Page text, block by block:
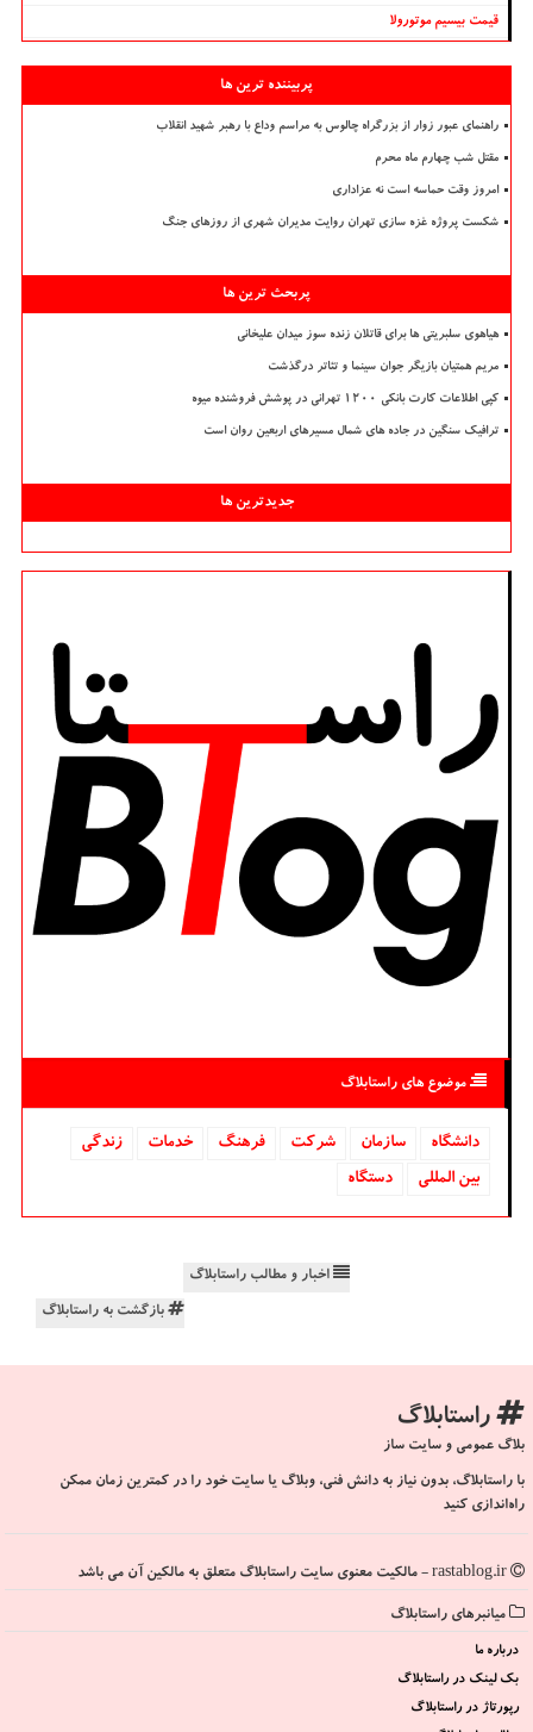
قیمت بیسیم موتورولا
پربیننده ترین ها
راهنمای عبور زوار از بزرگراه چالوس به مراسم وداع با رهبر شهید انقلاب
مقتل شب چهارم ماه محرم
امروز وقت حماسه است نه عزاداری
شکست پروژه غزه سازی تهران روایت مدیران شهری از روزهای جنگ
پربحث ترین ها
هیاهوی سلبریتی ها برای قاتلان زنده سوز میدان علیخانی
مریم همتیان بازیگر جوان سینما و تئاتر درگذشت
کپی اطلاعات کارت بانکی ۱۲۰۰ تهرانی در پوشش فروشنده میوه
ترافیک سنگین در جاده های شمال مسیرهای اربعین روان است
جدیدترین ها
موضوع های راستابلاگ
دانشگاه‌ سازمان شركت فرهنگ خدمات
زندگی
بین المللی
دستگاه
اخبار و مطالب راستابلاگ
بازگشت به راستابلاگ
راستابلاگ
بلاگ عمومی و سایت ساز
با راستابلاگ، بدون نیاز به دانش فنی، وبلاگ یا سایت خود را در کمترین زمان ممکن
راه‌اندازی کنید
میانبرهای راستابلاگ
درباره ما
بک لینک در راستابلاگ
رپورتاژ در راستابلاگ